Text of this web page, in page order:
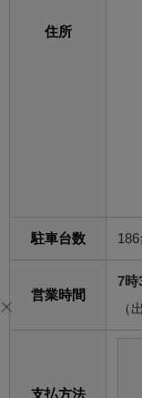
住所
駐車台数 186
営業時間
7時
（
支払方法